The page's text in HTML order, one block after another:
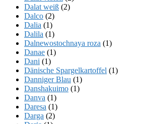
Dalat weiß (2)
Dalco (2)
Dalia (1)
Dalila (1)
Dalnewostochnaya roza (1)
Danae (1)
Dani (1)
Dänische Spargelkartoffel (1)
Danniger Blau (1)
Danshakuimo (1)
Danva (1)
Daresa (1)
Darga (2)